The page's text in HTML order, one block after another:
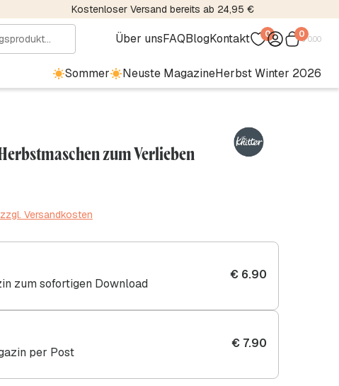
Kostenloser Versand bereits ab 24,95 €
Über unsFAQBlogKontakt 0 0€0.00
Sommer Neuste MagazineHerbst Winter 2026
zum Verlieben
zzgl. Versandkosten
zum sofortigen Download
€6.90
per Post
€7.90